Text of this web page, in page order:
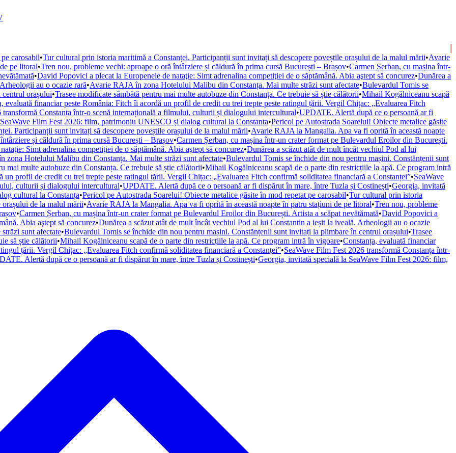
carosabil•Tur cultural prin istoria maritimă a Constanței. Participanții sunt invitați să descopere poveștile orașului de la malul mării•Avarie
pe litoral•Tren nou, probleme vechi: aproape o oră întârziere și căldură în prima cursă București – Brașov•Carmen Șerban, cu mașina într-
•David Popovici a plecat la Europenele de nataţie: Simt adrenalina competiţiei de o săptămână. Abia aştept să concurez•Dunărea a
au o ocazie rară•Avarie RAJA în zona Hotelului Malibu din Constanța. Mai multe străzi sunt afectate•Bulevardul Tomis se
orașului•Trasee modificate sâmbătă pentru mai multe autobuze din Constanța. Ce trebuie să știe călătorii•Mihail Kogălniceanu scapă
evaluată financiar peste România: Fitch îi acordă un profil de credit cu trei trepte peste ratingul țării. Vergil Chițac: „Evaluarea Fitch
transformă Constanța într-o scenă internațională a filmului, culturii și dialogului intercultural•UPDATE. Alertă după ce o persoană ar fi
Film Fest 2026: film, patrimoniu UNESCO și dialog cultural la Constanța•Pericol pe Autostrada Soarelui! Obiecte metalice găsite
Participanții sunt invitați să descopere poveștile orașului de la malul mării•Avarie RAJA la Mangalia. Apa va fi oprită în această noapte
și căldură în prima cursă București – Brașov•Carmen Șerban, cu mașina într-un crater format pe Bulevardul Eroilor din București.
Simt adrenalina competiţiei de o săptămână. Abia aştept să concurez•Dunărea a scăzut atât de mult încât vechiul Pod al lui
zona Hotelului Malibu din Constanța. Mai multe străzi sunt afectate•Bulevardul Tomis se închide din nou pentru mașini. Constănțenii sunt
mai multe autobuze din Constanța. Ce trebuie să știe călătorii•Mihail Kogălniceanu scapă de o parte din restricțiile la apă. Ce program intră
un profil de credit cu trei trepte peste ratingul țării. Vergil Chițac: „Evaluarea Fitch confirmă soliditatea financiară a Constanței”•SeaWave
culturii și dialogului intercultural•UPDATE. Alertă după ce o persoană ar fi dispărut în mare, între Tuzla și Costinești•Georgia, invitată
cultural la Constanța•Pericol pe Autostrada Soarelui! Obiecte metalice găsite în mod repetat pe carosabil•Tur cultural prin istoria
orașului de la malul mării•Avarie RAJA la Mangalia. Apa va fi oprită în această noapte în patru stațiuni de pe litoral•Tren nou, probleme
•Carmen Șerban, cu mașina într-un crater format pe Bulevardul Eroilor din București. Artista a scăpat nevătămată•David Popovici a
Abia aştept să concurez•Dunărea a scăzut atât de mult încât vechiul Pod al lui Constantin a ieșit la iveală. Arheologii au o ocazie
sunt afectate•Bulevardul Tomis se închide din nou pentru mașini. Constănțenii sunt invitați la plimbare în centrul orașului•Trasee
să știe călătorii•Mihail Kogălniceanu scapă de o parte din restricțiile la apă. Ce program intră în vigoare•Constanța, evaluată financiar
țării. Vergil Chițac: „Evaluarea Fitch confirmă soliditatea financiară a Constanței”•SeaWave Film Fest 2026 transformă Constanța într-
Alertă după ce o persoană ar fi dispărut în mare, între Tuzla și Costinești•Georgia, invitată specială la SeaWave Film Fest 2026: film,